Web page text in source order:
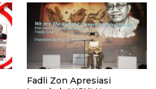
Fadli Zon Apresiasi